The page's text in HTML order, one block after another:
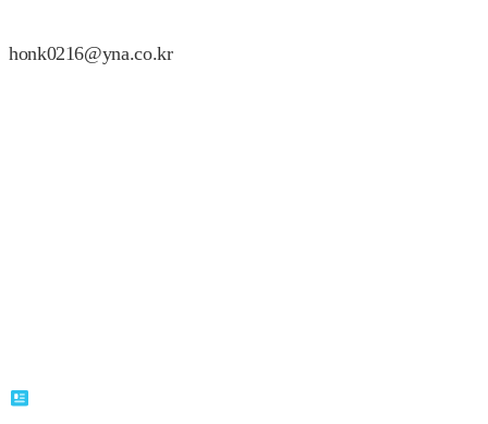
honk0216@yna.co.kr